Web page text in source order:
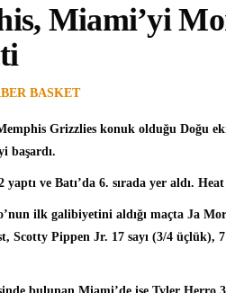
Miami’yi
BASKET
Grizzlies konuk olduğu Doğu
başardı.
ve Batı’da 6. sırada yer aldı.
ilk galibiyetini aldığı maçta Ja
Scotty Pippen Jr. 17 sayı (3/4 üçlük),